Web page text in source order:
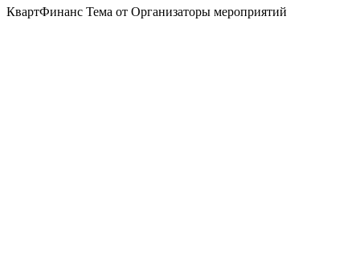
КвартФинанс Тема от Организаторы мероприятий